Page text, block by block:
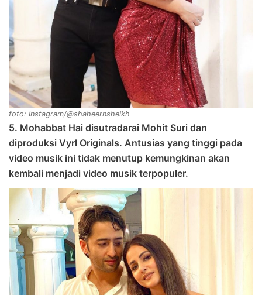
foto: Instagram/@shaheernsheikh
5. Mohabbat Hai disutradarai Mohit Suri dan
diproduksi Vyrl Originals. Antusias yang tinggi pada
video musik ini tidak menutup kemungkinan akan
kembali menjadi video musik terpopuler.